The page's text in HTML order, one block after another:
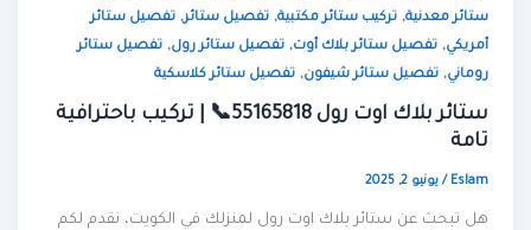
ستائر معدنية,تركيب ستائر مكتبية,تفصيل ستائر,تفصيل ستائر
أمريكي,تفصيل ستائر بلاك أوت,تفصيل ستائر رول,تفصيل ستائر
روماني,تفصيل ستائر شيفون,تفصيل ستائر كلاسكية
ستائر بلاك اوت رول 55165818📞 | تركيب باحترافية
تامة
Eslam
/يونيو 2, 2025
هل تبحث عن ستائر بلاك اوت رول لمنزلك في الكويت، نقدم لكم